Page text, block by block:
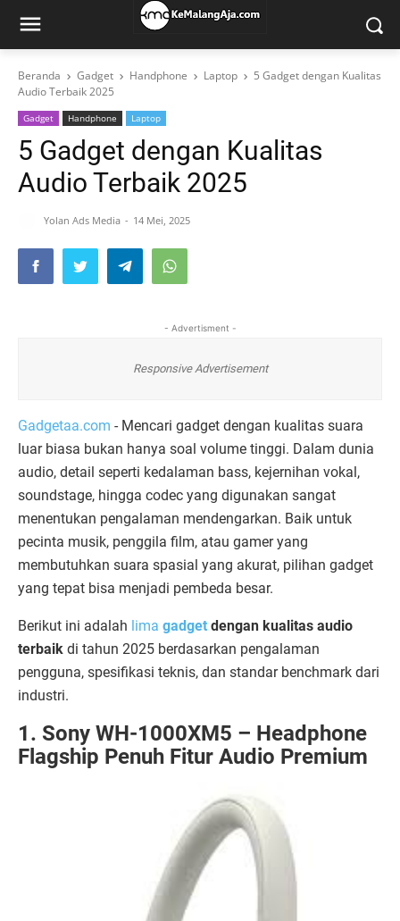
Beranda Gadget Handphone Laptop
5 Gadget dengan Kualitas
Audio Terbaik 2025
Gadget Handphone Laptop
5 Gadget dengan Kualitas
Audio Terbaik 2025
Yolan Ads Media 14 Mei, 2025
- Advertisment -
Responsive Advertisement
Gadgetaa.com - Mencari gadget dengan kualitas suara
luar biasa bukan hanya soal volume tinggi. Dalam dunia
audio, detail seperti kedalaman bass, kejernihan vokal,
soundstage, hingga codec yang digunakan sangat
menentukan pengalaman mendengarkan. Baik untuk
pecinta musik, penggila film, atau gamer yang
membutuhkan suara spasial yang akurat, pilihan gadget
yang tepat bisa menjadi pembeda besar.
Berikut ini adalah lima gadget dengan kualitas audio
terbaik di tahun 2025 berdasarkan pengalaman
pengguna, spesifikasi teknis, dan standar benchmark dari
industri.
1. Sony WH-1000XM5 – Headphone
Flagship Penuh Fitur Audio Premium